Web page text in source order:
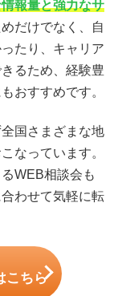
報量と強力なサ
だけでなく、自
たり、キャリア
るため、経験豊
おすすめです。
国さまざまな地
なっています。
WEB相談会も
わせて気軽に転
こちら